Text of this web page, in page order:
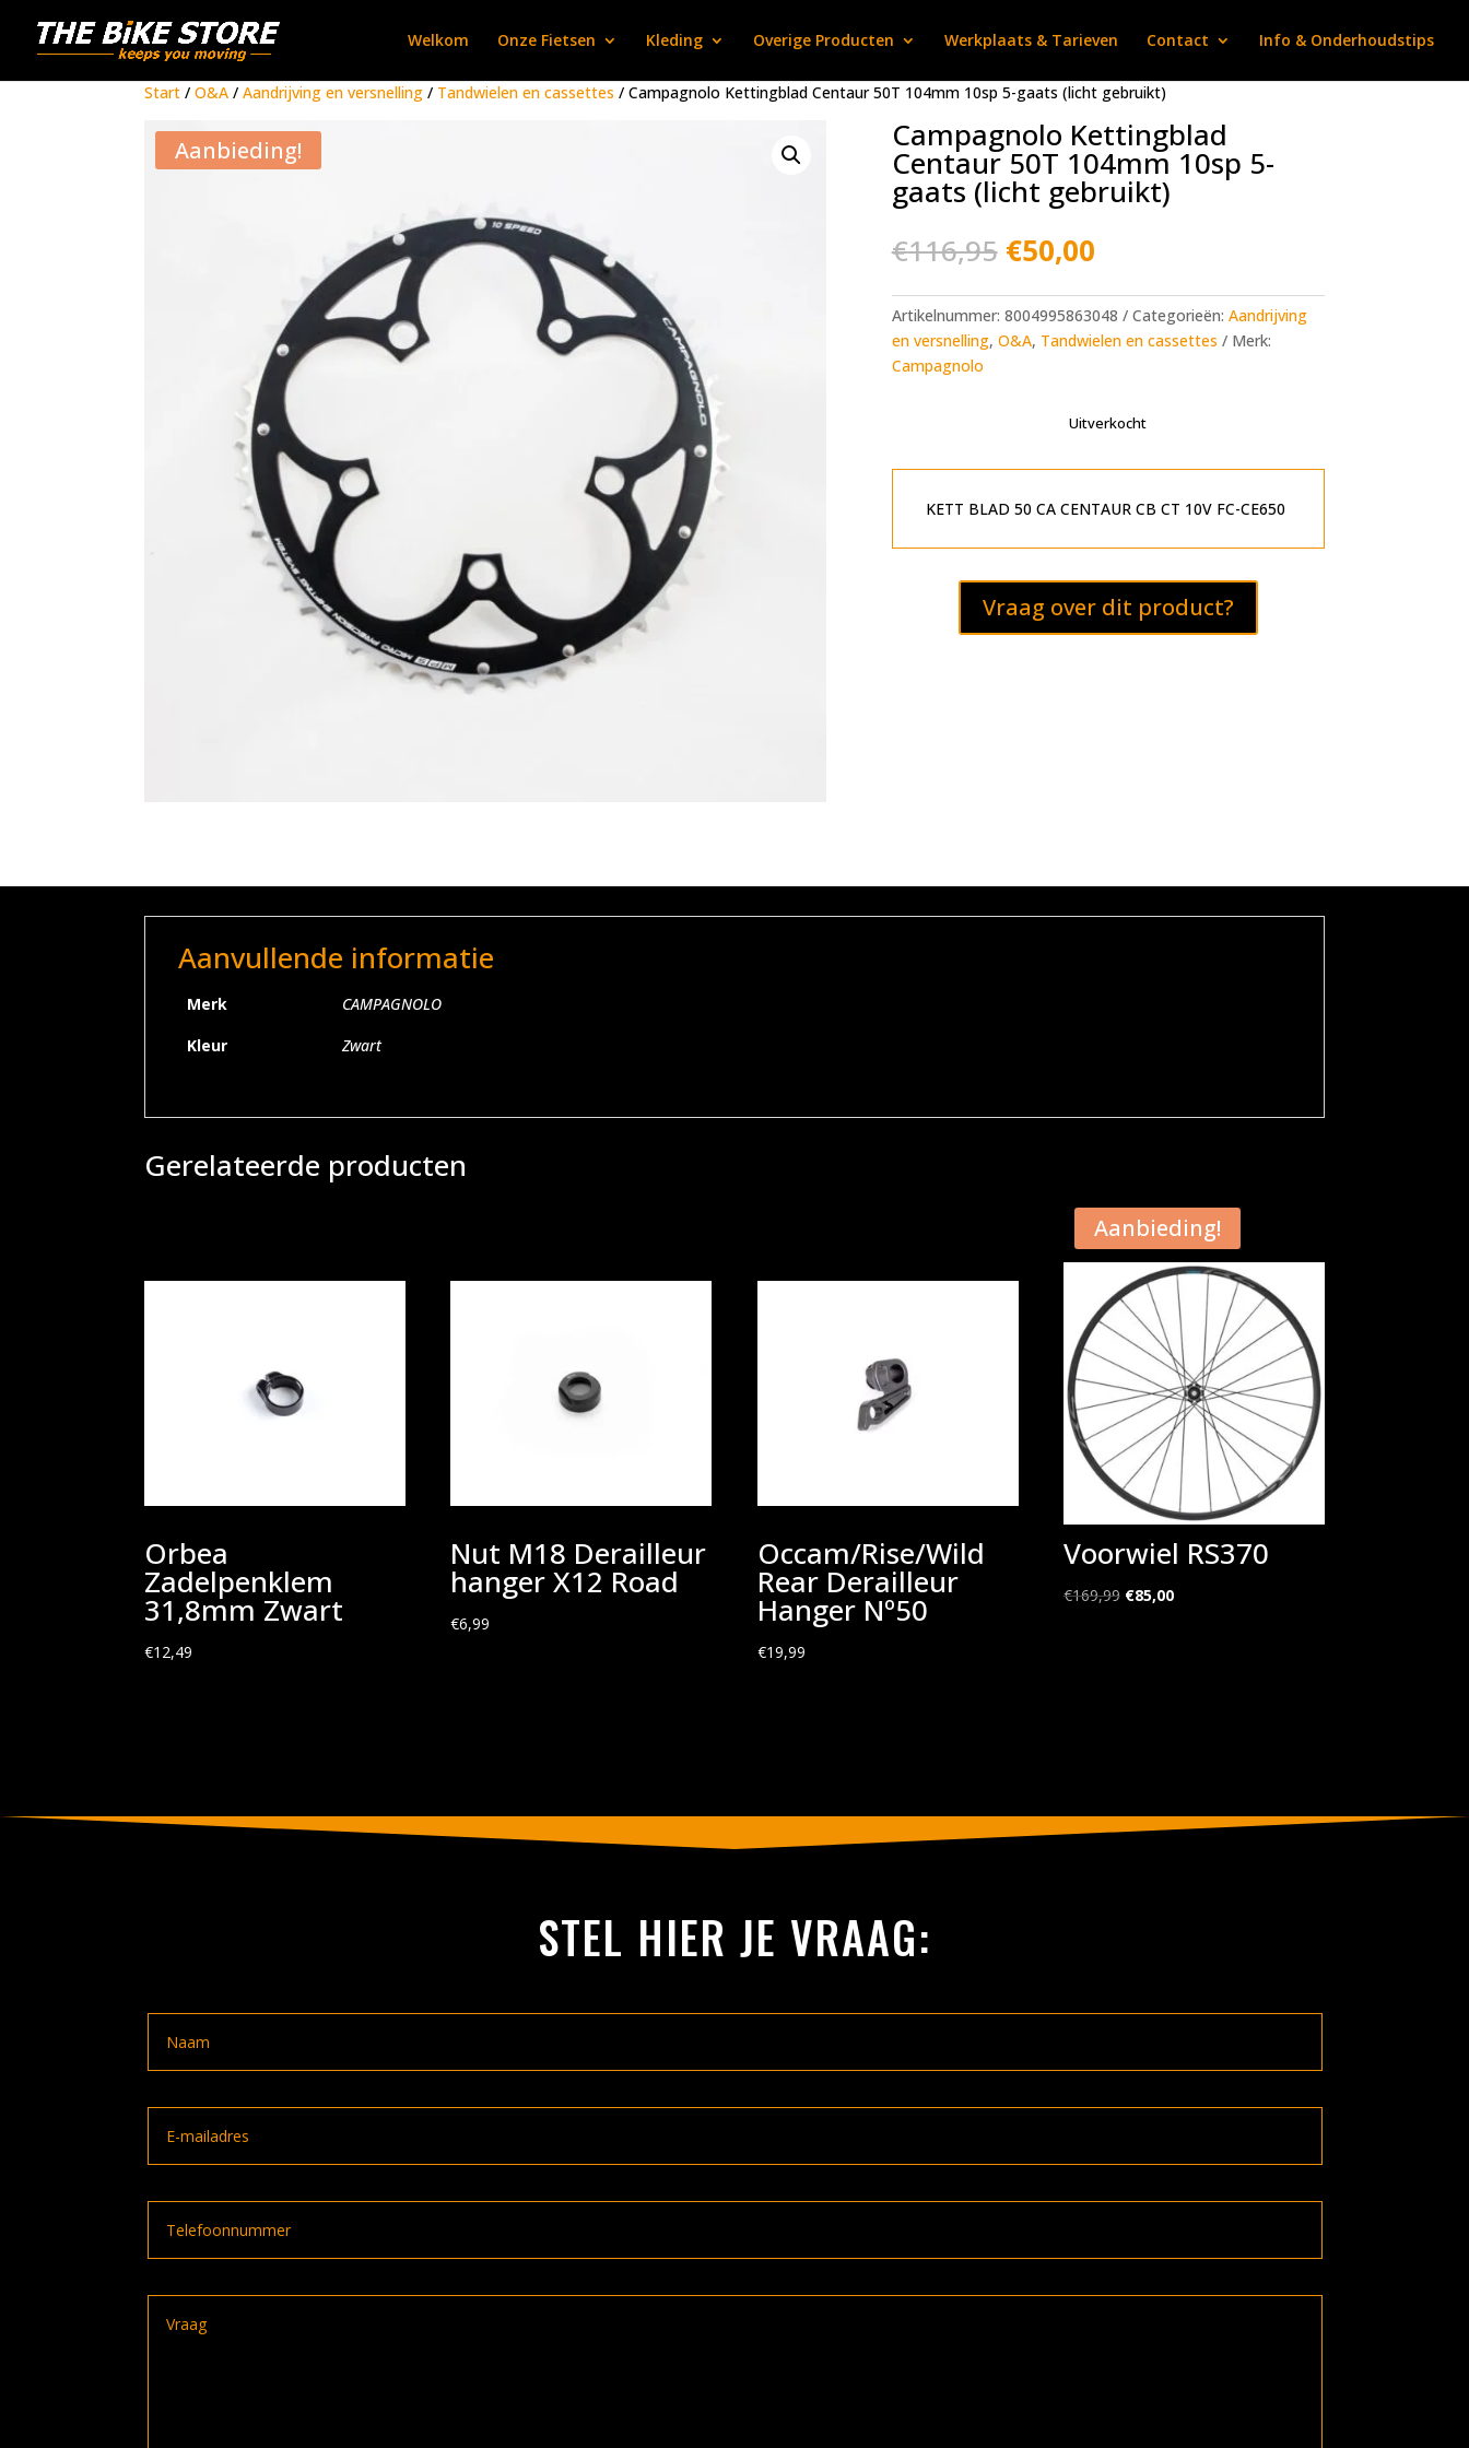
Welkom Onze Fietsen Kleding Overige Producten Werkplaats & Tarieven Contact Info & Onderhoudstips
Start/ O&A/ Aandrijving en versnelling/ Tandwielen en cassettes / Campagnolo Kettingblad Centaur 50T 104mm 10sp 5-gaats (licht gebruikt)
Aanbieding! Campagnolo Kettingblad
Centaur 50T 104mm 10sp 5-
gaats (licht gebruikt)
€116,95 Oorspronkelijke
prijs
was:
€116,95.
€50,00Huidige
is:
€50,00.
Artikelnummer: 8004995863048 Categorieën: Aandrijving
en versnelling, O&A, Tandwielen en cassettes
Merk:
Campagnolo
Uitverkocht
KETT BLAD 50 CA CENTAUR CB CT 10V FC-CE650
Vraag over dit product?
Aanvullende informatie
Merk
CAMPAGNOLO
Kleur
Zwart
Gerelateerde producten
Orbea
Zadelpenklem
31,8mm Zwart
€12,49
Nut M18 Derailleur
hanger X12 Road
€6,99
Occam/Rise/Wild
Rear Derailleur
Hanger Nº50
€19,99
Aanbieding!
Voorwiel RS370
€169,99 Oorspronkelijke
€85,00Huidige
STEL HIER JE VRAAG: